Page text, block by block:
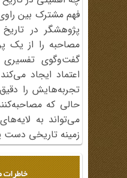
فهم مشترک بین
پژوهشگر در
مصاحبه را از یک
گفت‌وگوی تفسیری
اعتماد ایجاد
تجربه‌هایش را
حالی که
می‌تواند به
زمینه تاریخی دست